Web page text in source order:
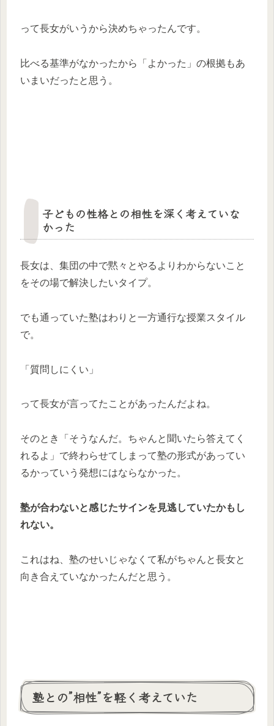
って長女がいうから決めちゃったんです。
比べる基準がなかったから「よかった」の根拠もあ
いまいだったと思う。
子どもの性格との相性を深く考えていな
かった
長女は、集団の中で黙々とやるよりわからないこと
をその場で解決したいタイプ。
でも通っていた塾はわりと一方通行な授業スタイル
で。
「質問しにくい」
って長女が言ってたことがあったんだよね。
そのとき「そうなんだ。ちゃんと聞いたら答えてく
れるよ」で終わらせてしまって塾の形式があってい
るかっていう発想にはならなかった。
塾が合わないと感じたサインを見逃していたかもし
れない。
これはね、塾のせいじゃなくて私がちゃんと長女と
向き合えていなかったんだと思う。
塾との”相性”を軽く考えていた